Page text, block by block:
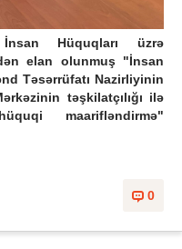
İnsan Hüquqları üzrə
elan olunmuş "İnsan
Təsərrüfatı Nazirliyinin
təşkilatçılığı ilə
maarifləndirmə"
0